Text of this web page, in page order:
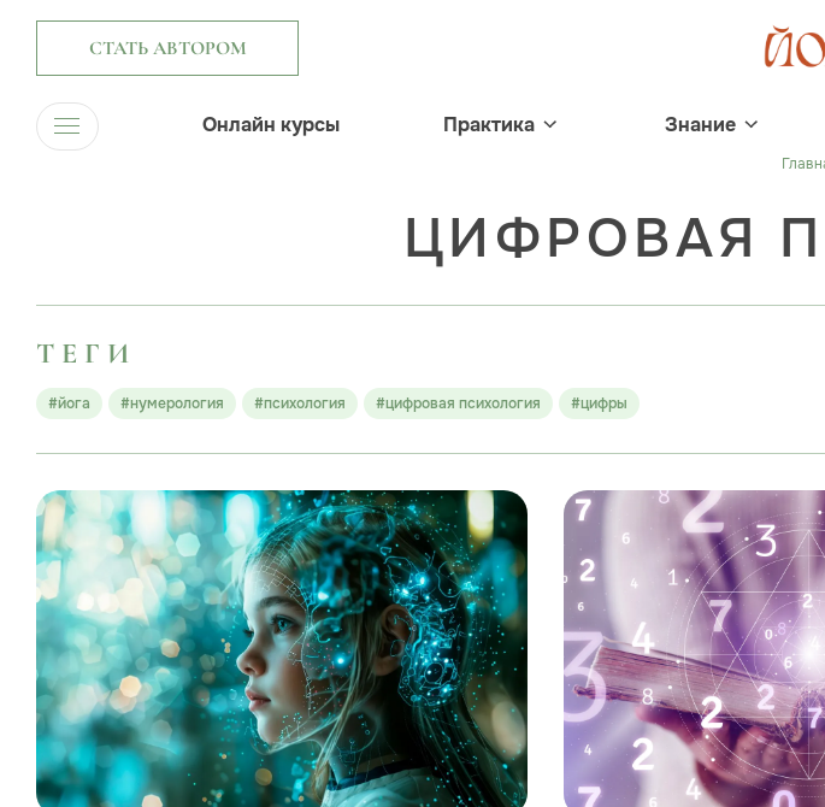
СТАТЬ АВТОРОМ
Онлайн курсы Практика Знание
ЦИФРОВАЯ
ТЕГИ
#йога #нумерология #психология #цифровая психология #цифры